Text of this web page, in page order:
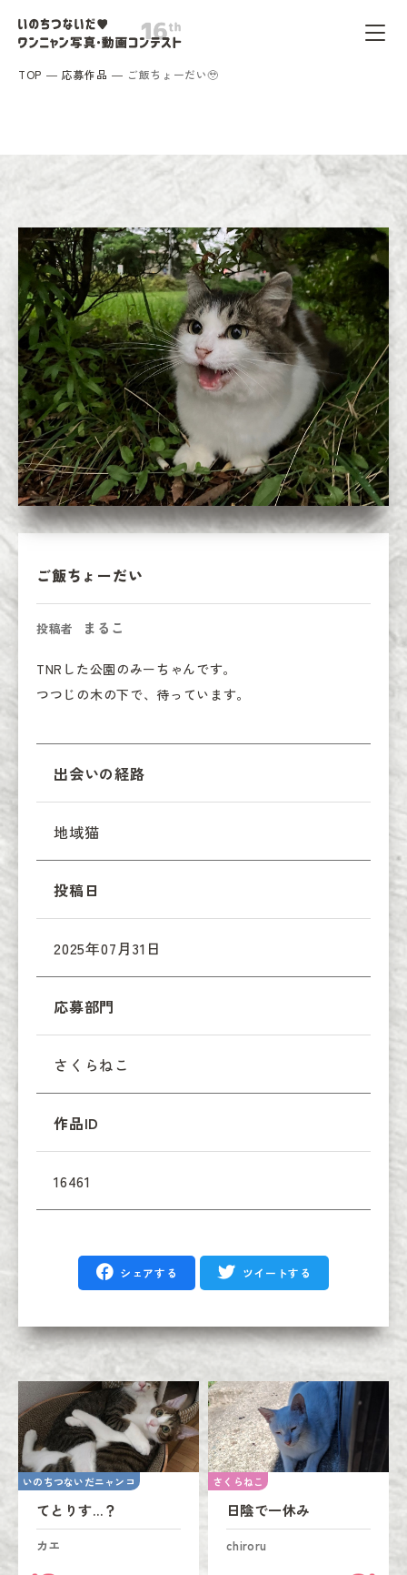
TOP 応募作品 ご飯ちょーだい🥹
ご飯ちょーだい
投稿者 まるこ
TNRした公園のみーちゃんです。
つつじの木の下で、待っています。
出会いの経路
地域猫
投稿日
2025年07月31日
応募部門
さくらねこ
作品ID
16461
シェアする ツイートする
いのちつないだニャンコ
てとりす…？
カエ
さくらねこ
日陰で一休み
chiroru